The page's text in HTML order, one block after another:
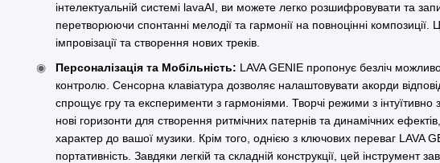
інтелектуальній системі lavaAI, ви можете легко розшифровувати та
перетворюючи спонтанні мелодії та гармонії на повноцінні композиції.
імпровізації та створення нових треків.
Персоналізація та Мобільність: LAVA GENIE пропонує безліч
контролю. Сенсорна клавіатура дозволяє налаштовувати акорди
спрощує гру та експерименти з гармоніями. Творчі режими з
нові горизонти для створення ритмічних патернів та динамічних
характер до вашої музики. Крім того, однією з ключових переваг LAVA
портативність. Завдяки легкій та складній конструкції, цей інструмент